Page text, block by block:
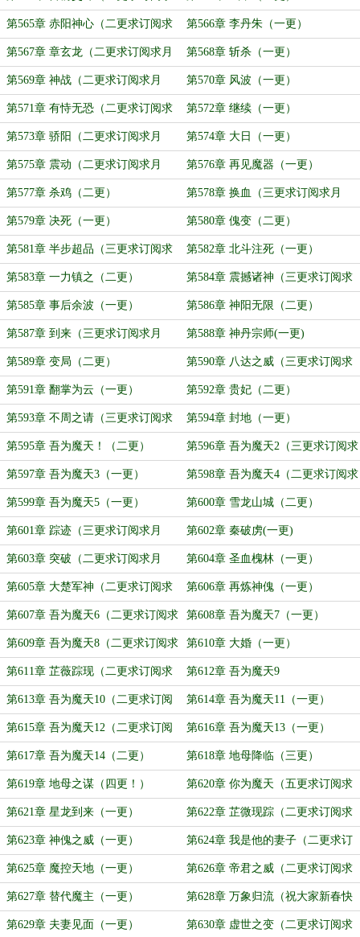
月票）
第565章 赤阳神心（二更求订阅求
月票）
第566章 李丹朱（一更）
第567章 章玄龙（二更求订阅求月
票）
第568章 斩杀（一更）
第569章 神战（二更求订阅求月
票）
第570章 风波（一更）
第571章 有恃无恐（二更求订阅求
月票）
第572章 继续（一更）
第573章 骄阳（二更求订阅求月
票）
第574章 大日（一更）
第575章 震动（二更求订阅求月
票）
第576章 再见魔器（一更）
第577章 杀鸡（二更） 第578章 换血（三更求订阅求月
票）
第579章 决死（一更） 第580章 傀变（二更）
第581章 半步超品（三更求订阅求
月票）
第582章 北斗注死（一更）
第583章 一力镇之（二更） 第584章 震撼诸神（三更求订阅求
月票）
第585章 事后余波（一更） 第586章 神阳无限（二更）
第587章 到来（三更求订阅求月
票）
第588章 神丹宗师(一更)
第589章 变局（二更） 第590章 八达之威（三更求订阅求
月票）
第591章 翻掌为云（一更） 第592章 贵妃（二更）
第593章 不周之请（三更求订阅求
月票）
第594章 封地（一更）
第595章 吾为魔天！（二更） 第596章 吾为魔天2（三更求订阅求
月票）
第597章 吾为魔天3（一更） 第598章 吾为魔天4（二更求订阅求
月票）
第599章 吾为魔天5（一更） 第600章 雪龙山城（二更）
第601章 踪迹（三更求订阅求月
票）
第602章 秦破虏(一更)
第603章 突破（二更求订阅求月
票）
第604章 圣血槐林（一更）
第605章 大楚军神（二更求订阅求
月票）
第606章 再炼神傀（一更）
第607章 吾为魔天6（二更求订阅求
月票）
第608章 吾为魔天7（一更）
第609章 吾为魔天8（二更求订阅求
月票）
第610章 大婚（一更）
第611章 芷薇踪现（二更求订阅求
月票）
第612章 吾为魔天9
第613章 吾为魔天10（二更求订阅
求月票）
第614章 吾为魔天11（一更）
第615章 吾为魔天12（二更求订阅
求月票）
第616章 吾为魔天13（一更）
第617章 吾为魔天14（二更） 第618章 地母降临（三更）
第619章 地母之谋（四更！） 第620章 你为魔天（五更求订阅求
月票）
第621章 星龙到来（一更） 第622章 芷微现踪（二更求订阅求
月票）
第623章 神傀之威（一更） 第624章 我是他的妻子（二更求订
阅求月票）
第625章 魔控天地（一更） 第626章 帝君之威（二更求订阅求
月票）
第627章 替代魔主（一更） 第628章 万象归流（祝大家新春快
乐！）
第629章 夫妻见面（一更） 第630章 虚世之变（二更求订阅求